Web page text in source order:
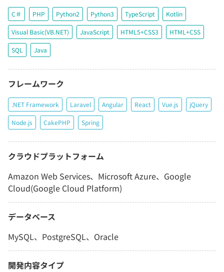
C＃ PHP Python2 Python3 TypeScript Kotlin
Visual Basic(VB.NET) JavaScript HTML5+CSS3 HTML+CSS
SQL Java
フレームワーク
.NET Framework Laravel Angular React Vue.js jQuery
Node.js CakePHP Spring
クラウドプラットフォーム
Amazon Web Services、Microsoft Azure、Google
Cloud(Google Cloud Platform)
データベース
MySQL、PostgreSQL、Oracle
開発内容タイプ